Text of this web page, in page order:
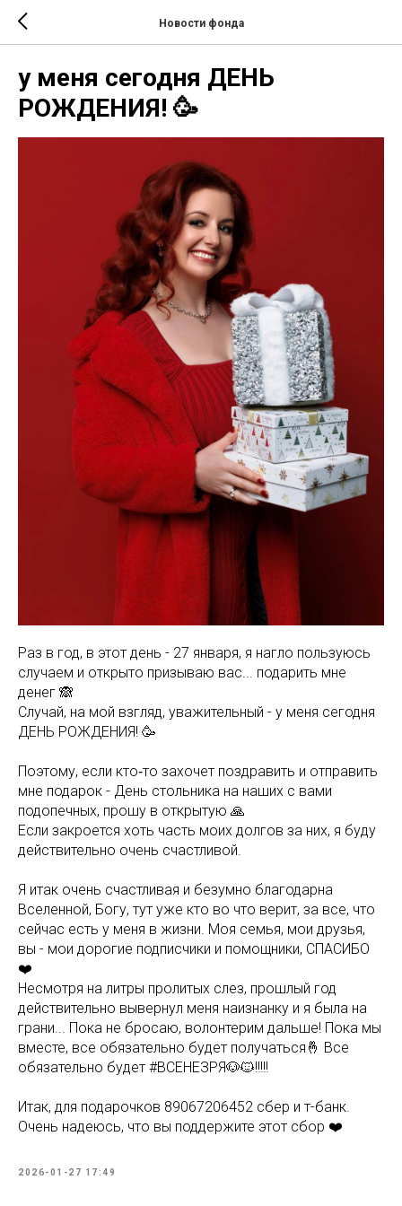
Новости фонда
у меня сегодня ДЕНЬ
РОЖДЕНИЯ! 🥳
Раз в год, в этот день - 27 января, я нагло пользуюсь
случаем и открыто призываю вас... подарить мне
денег 🙈
Случай, на мой взгляд, уважительный - у меня сегодня
ДЕНЬ РОЖДЕНИЯ! 🥳
Поэтому, если кто‑то захочет поздравить и отправить
мне подарок - День стольника на наших с вами
подопечных, прошу в открытую 🙏
Если закроется хоть часть моих долгов за них, я буду
действительно очень счастливой.
Я итак очень счастливая и безумно благодарна
Вселенной, Богу, тут уже кто во что верит, за все, что
сейчас есть у меня в жизни. Моя семья, мои друзья,
вы - мои дорогие подписчики и помощники, СПАСИБО
❤️
Несмотря на литры пролитых слез, прошлый год
действительно вывернул меня наизнанку и я была на
грани... Пока не бросаю, волонтерим дальше! Пока мы
вместе, все обязательно будет получаться🤞 Все
обязательно будет #ВСЕНЕЗРЯ🐶🐱!!!!!
Итак, для подарочков 89067206452 сбер и т-банк.
Очень надеюсь, что вы поддержите этот сбор ❤️
2026-01-27 17:49